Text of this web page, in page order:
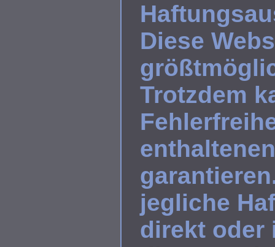
Diese
Trotzdem
jegliche
direkt oder